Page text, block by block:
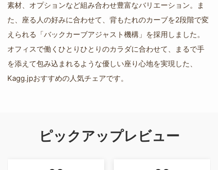
素材、オプションなど組み合わせ豊富なバリエーション。ま
た、座る人の好みに合わせて、背もたれのカーブを2段階で変
えられる「バックカーブアジャスト機構」を採用しました。
オフィスで働くひとりひとりのカラダに合わせて、まるで手
を添えて包み込まれるような優しい座り心地を実現した、
Kagg.jpおすすめの人気チェアです。
ピックアップレビュー